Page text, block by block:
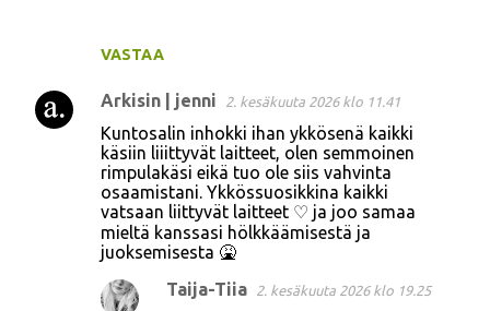
VASTAA
Arkisin | jenni 2. kesäkuuta 2026 klo 11.41
Kuntosalin inhokki ihan ykkösenä kaikki
käsiin liiittyvät laitteet, olen semmoinen
rimpulakäsi eikä tuo ole siis vahvinta
osaamistani. Ykkössuosikkina kaikki
vatsaan liittyvät laitteet ♡ ja joo samaa
mieltä kanssasi hölkkäämisestä ja
juoksemisesta 🤮
Taija-Tiia 2. kesäkuuta 2026 klo 19.25